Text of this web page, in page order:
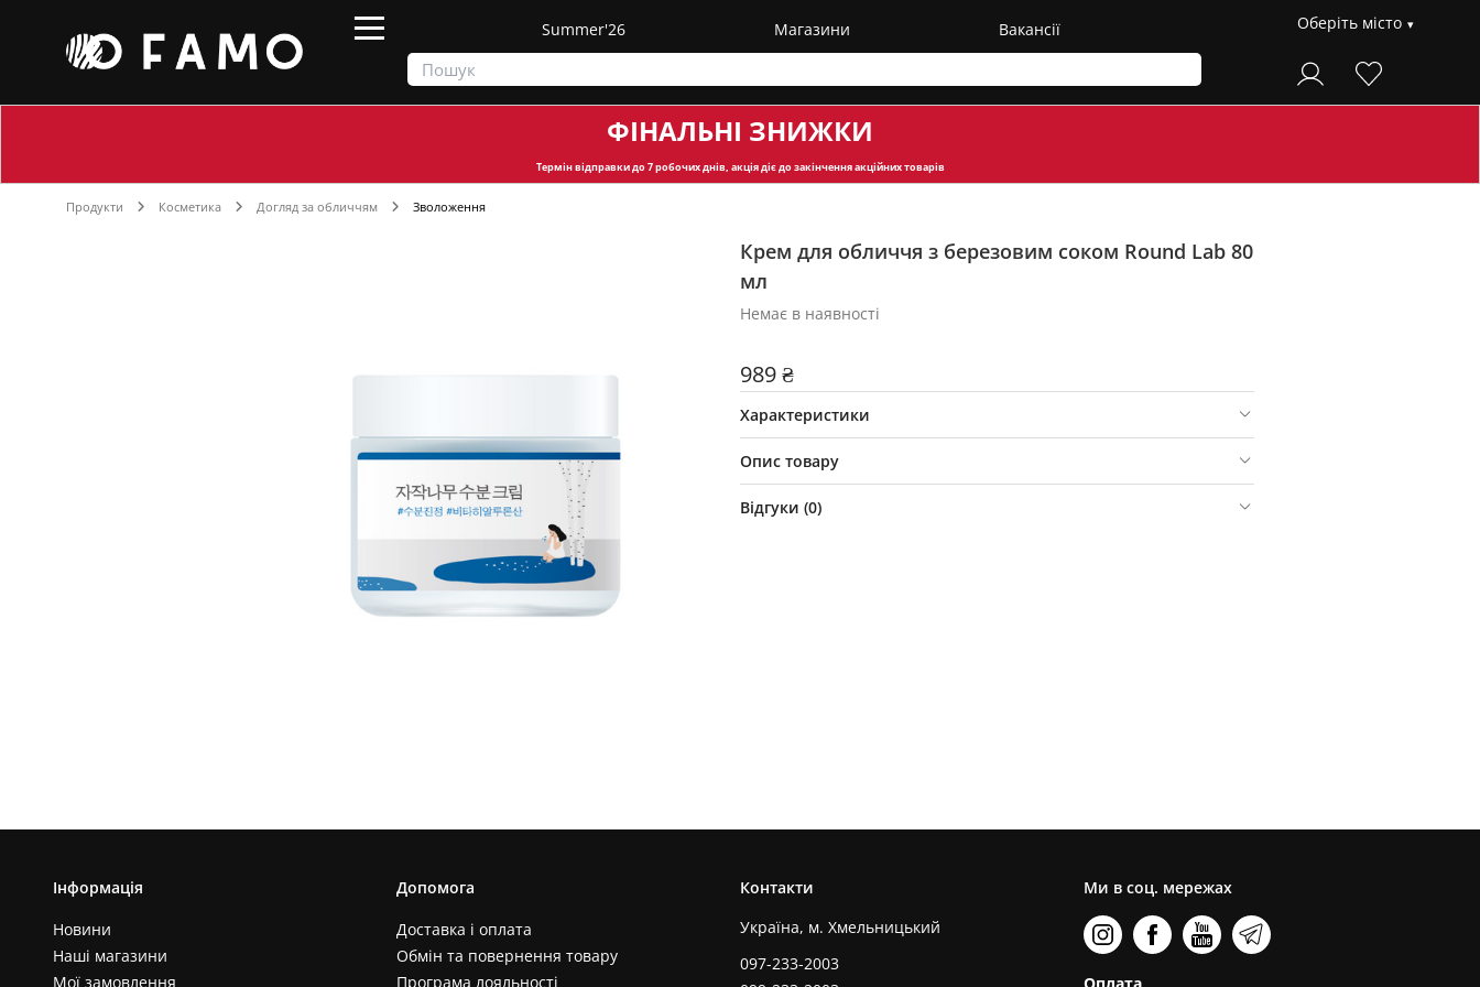
Summer'26 Магазини Вакансії Оберіть місто
ФІНАЛЬНІ ЗНИЖКИ
Термін відправкидо 7 робочих днів, акція діє до закінчення акційних товарів
Продукти Косметика Догляд за обличчям Зволоження
Крем для обличчя з березовим соком Round Lab 80
мл
Немає в наявності
989 ₴
Характеристики
Опис товару
Відгуки (0)
Інформація
Новини
Наші магазини
Мої замовлення
Допомога
Доставка і оплата
Обмін та повернення товару
Програма лояльності
Контакти
Україна, м. Хмельницький
097-233-2003
Ми в соц. мережах
Оплата